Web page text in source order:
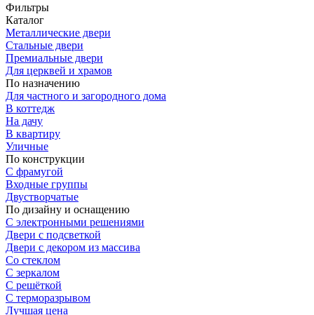
Фильтры
Каталог
Металлические двери
Стальные двери
Премиальные двери
Для церквей и храмов
По назначению
Для частного и загородного дома
В коттедж
На дачу
В квартиру
Уличные
По конструкции
С фрамугой
Входные группы
Двустворчатые
По дизайну и оснащению
С электронными решениями
Двери с подсветкой
Двери с декором из массива
Со стеклом
С зеркалом
С решёткой
С терморазрывом
Лучшая цена